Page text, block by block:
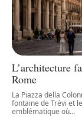
L’architecture
Rome
La Piazza della
fontaine de Trévi et
emblématique où…